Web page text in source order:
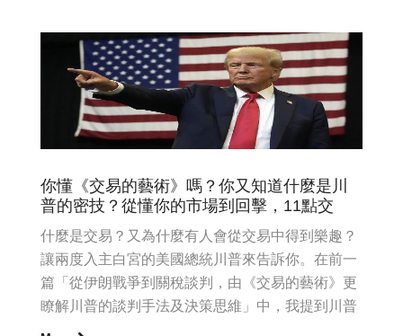
你懂《交易的藝術》嗎？你又知道什麼是川
普的密技？從懂你的市場到回擊，11點交
什麼是交易？又為什麼有人會從交易中得到樂趣？
讓兩度入主白宮的美國總統川普來告訴你。在前一
篇「從伊朗戰爭到關稅談判，由《交易的藝術》更
瞭解川普的談判手法及決策思維」中，我提到川普
在書中列出了11點交易的...